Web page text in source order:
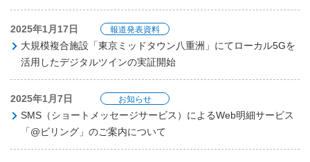
2025年1月17日 報道発表資料
大規模複合施設「東京ミッドタウン八重洲」にてローカル5Gを
活用したデジタルツインの実証開始
2025年1月7日 お知らせ
SMS（ショートメッセージサービス）によるWeb明細サービス
「@ビリング」のご案内について